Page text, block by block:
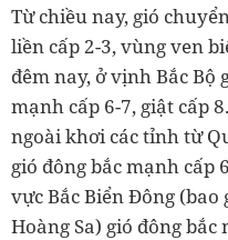
Từ chiều nay, gió
liền cấp 2-3, vùng ven
đêm nay, ở vịnh Bắc Bộ
mạnh cấp 6-7, giật cấp
ngoài khơi các tỉnh từ
gió đông bắc mạnh cấp
vực Bắc Biển Đông
Hoàng Sa) gió đông